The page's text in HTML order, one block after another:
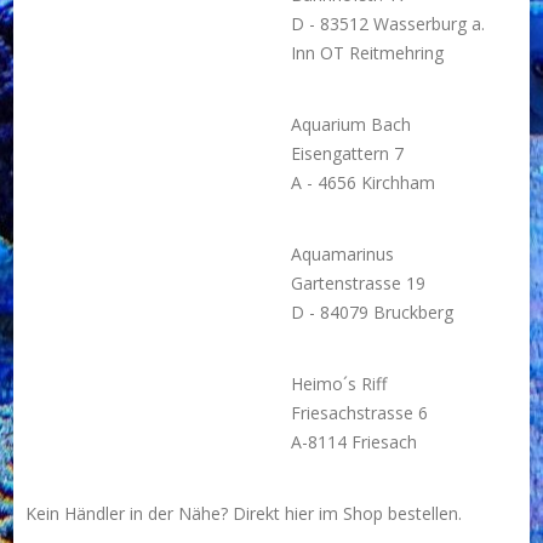
D - 83512 Wasserburg a.
Inn OT Reitmehring
Aquarium Bach
Eisengattern 7
A - 4656 Kirchham
Aquamarinus
Gartenstrasse 19
D - 84079 Bruckberg
Heimo´s Riff
Friesachstrasse 6
A-8114 Friesach
Kein Händler in der Nähe? Direkt hier im Shop bestellen.